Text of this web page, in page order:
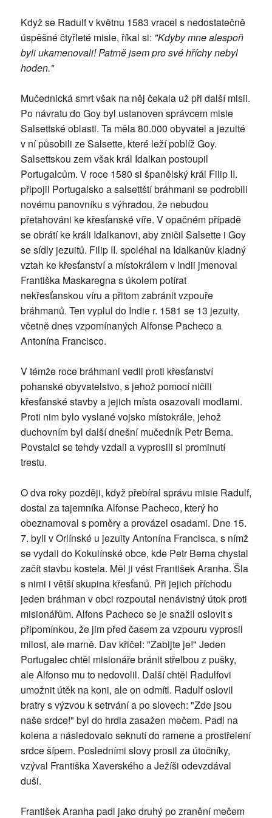
Když se Radulf v květnu 1583 vracel s nedostatečně
úspěšné čtyřleté misie, říkal si: "Kdyby mne alespoň
byli ukamenovali! Patrně jsem pro své hříchy nebyl
hoden."
Mučednická smrt však na něj čekala už při další misii.
Po návratu do Goy byl ustanoven správcem misie
Salsettské oblasti. Ta měla 80.000 obyvatel a jezuité
v ní působili ze Salsette, které leží poblíž Goy.
Salsettskou zem však král Idalkan postoupil
Portugalcům. V roce 1580 si španělský král Filip II.
připojil Portugalsko a salsettští bráhmani se podrobili
novému panovníku s výhradou, že nebudou
přetahováni ke křesťanské víře. V opačném případě
se obrátí ke králi Idalkanovi, aby zničil Salsette i Goy
se sídly jezuitů. Filip II. spoléhal na Idalkanův kladný
vztah ke křesťanství a místokrálem v Indii jmenoval
Františka Maskaregna s úkolem potírat
nekřesťanskou víru a přitom zabránit vzpouře
bráhmanů. Ten vyplul do Indie r. 1581 se 13 jezuity,
včetně dnes vzpomínaných Alfonse Pacheco a
Antonína Francisco.
V témže roce bráhmani vedli proti křesťanství
pohanské obyvatelstvo, s jehož pomocí ničili
křesťanské stavby a jejich místa osazovali modlami.
Proti nim bylo vyslané vojsko místokrále, jehož
duchovním byl další dnešní mučedník Petr Berna.
Povstalci se tehdy vzdali a vyprosili si prominutí
trestu.
O dva roky později, když přebíral správu misie Radulf,
dostal za tajemníka Alfonse Pacheco, který ho
obeznamoval s poměry a provázel osadami. Dne 15.
7. byli v Orlínské u jezuity Antonína Francisca, s nímž
se vydali do Kokulínské obce, kde Petr Berna chystal
začít stavbu kostela. Měl ji vést František Aranha. Šla
s nimi i větší skupina křesťanů. Při jejich příchodu
jeden bráhman v obci rozpoutal nenávistný útok proti
misionářům. Alfons Pacheco se je snažil oslovit s
připomínkou, že jim před časem za vzpouru vyprosil
milost, ale marně. Dav křičel: "Zabijte je!" Jeden
Portugalec chtěl misionáře bránit střelbou z pušky,
ale Alfonso mu to nedovolil. Další chtěl Radulfovi
umožnit útěk na koni, ale on odmítl. Radulf oslovil
bratry s výzvou k setrvání a po slovech: "Zde jsou
naše srdce!" byl do hrdla zasažen mečem. Padl na
kolena a následovalo seknutí do ramene a prostřelení
srdce šípem. Posledními slovy prosil za útočníky,
vzýval Františka Xaverského a Ježíši odevzdával
duši.
František Aranha padl jako druhý po zranění mečem